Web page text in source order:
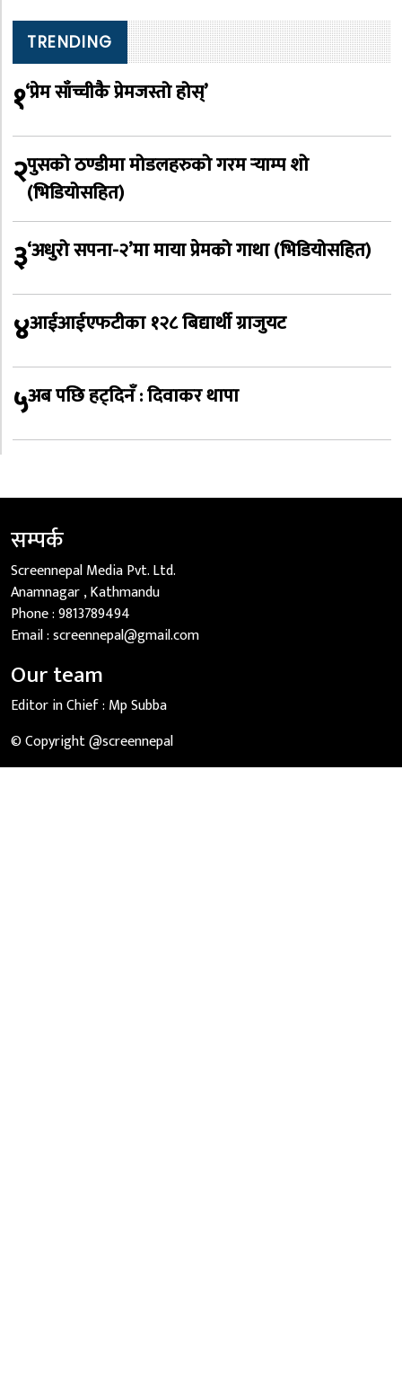
TRENDING
१‘प्रेम साँच्चीकै प्रेमजस्तो होस्’
२पुसको ठण्डीमा मोडलहरुको गरम र्‍याम्प शो
(भिडियोसहित)
३‘अधुरो सपना-२’मा माया प्रेमको गाथा (भिडियोसहित)
४आईआईएफटीका १२८ बिद्यार्थी ग्राजुयट
५अब पछि हट्दिनँ : दिवाकर थापा
सम्पर्क
Screennepal Media Pvt. Ltd.
Anamnagar , Kathmandu
Phone :9813789494
Email :screennepal@gmail.com
Our team
Editor in Chief : Mp Subba
© Copyright @screennepal